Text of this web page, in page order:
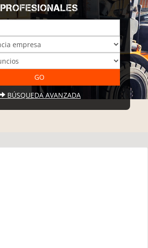
PROFESIONALES
BÚSQUEDA AVANZADA